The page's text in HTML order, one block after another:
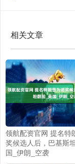
相关文章
领航配资官网 提名特
奖候选人后，巴基斯
国_伊朗_空袭